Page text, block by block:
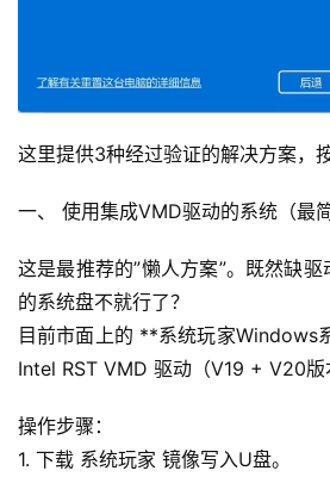
这里提供3种经过验证的解决方案，
一、 使用集成VMD驱动的系统（最简
这是最推荐的”懒人方案”。既然缺
的系统盘不就行了？
目前市面上的 **系统玩家Windows
Intel RST VMD 驱动（V19 + V20版
操作步骤：
1. 下载 系统玩家 镜像写入U盘。